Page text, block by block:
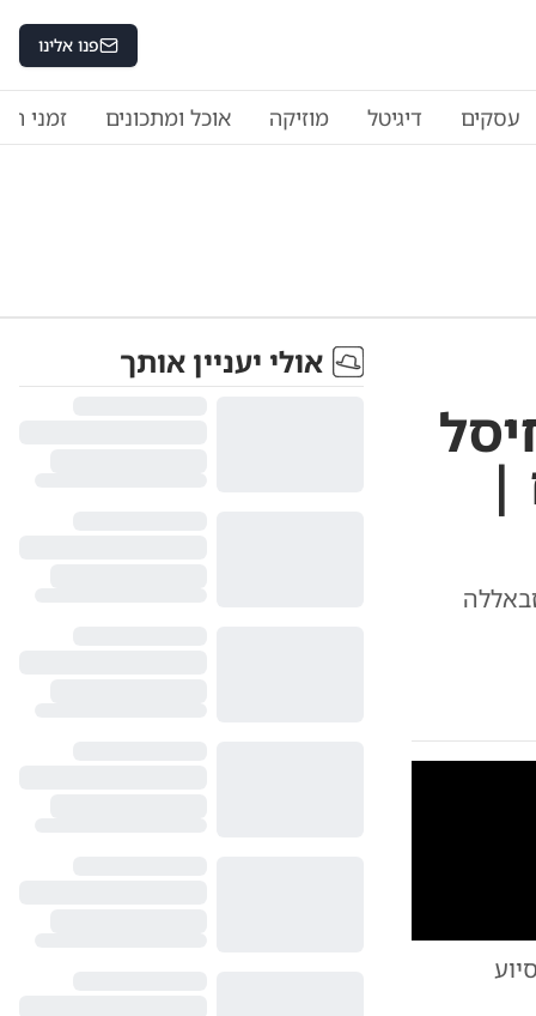
פנו אלינו
עסקים דיגיטל מוזיקה אוכל ומתכונים זמני
|
70 מטרות חיזבאללה
דובר צה"ל
אולי יעניין אותך